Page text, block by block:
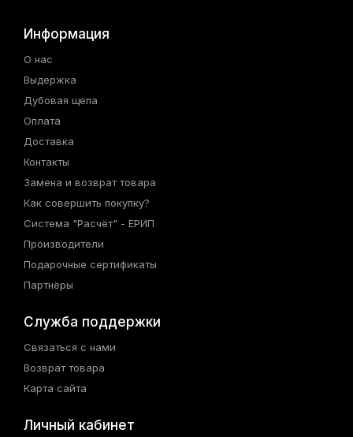
Информация
О нас
Выдержка
Дубовая щепа
Оплата
Доставка
Контакты
Замена и возврат товара
Как совершить покупку?
Система "Расчёт" - ЕРИП
Производители
Подарочные сертификаты
Партнёры
Служба поддержки
Связаться с нами
Возврат товара
Карта сайта
Личный кабинет